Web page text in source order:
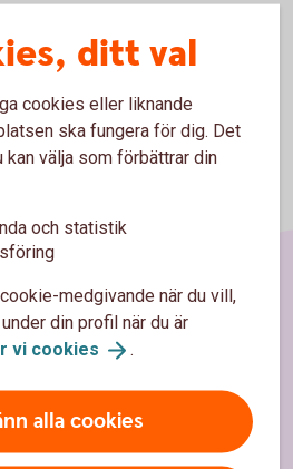
ditt val
cookies eller liknande
ska fungera för dig. Det
välja som förbättrar din
och statistik
medgivande när du vill,
din profil när du är
vi cookies .
alla cookies